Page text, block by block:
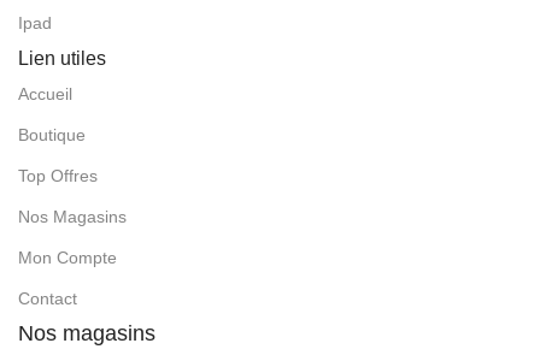
Ipad
Lien utiles
Accueil
Boutique
Top Offres
Nos Magasins
Mon Compte
Contact
Nos magasins